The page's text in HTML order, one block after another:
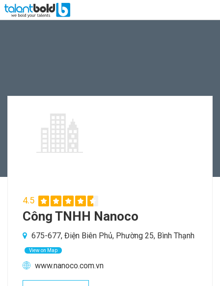
4.5
Công TNHH Nanoco
675-677, Điện Biên Phủ, Phường 25, Bình Thạnh
View on Map
www.nanoco.com.vn